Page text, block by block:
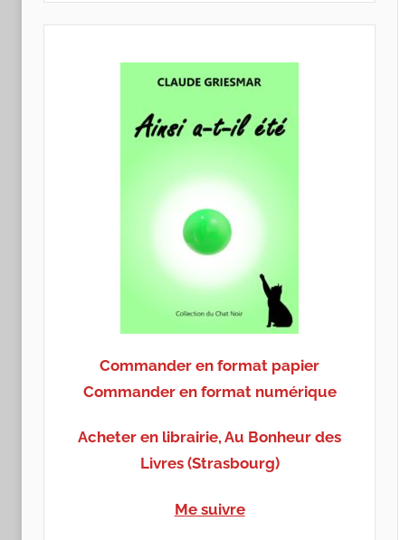
Commander en format papier
Commander en format numérique
Acheter en librairie, Au Bonheur des
Livres (Strasbourg)
Me suivre